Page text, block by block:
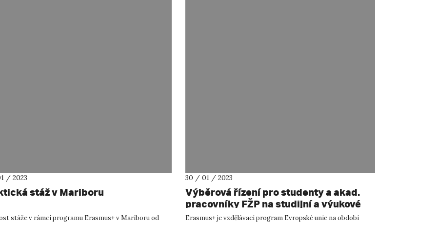
/ 2023
stáž v Mariboru
stáže v rámci programu Erasmus+ v Mariboru od
30 / 01 / 2023
Výběrová řízení pro studenty a akad.
pracovníky FŽP na studijní a výukové
pobyty na Libanonské mezinárodní
Erasmus+ je vzdělávací program Evropské unie na období